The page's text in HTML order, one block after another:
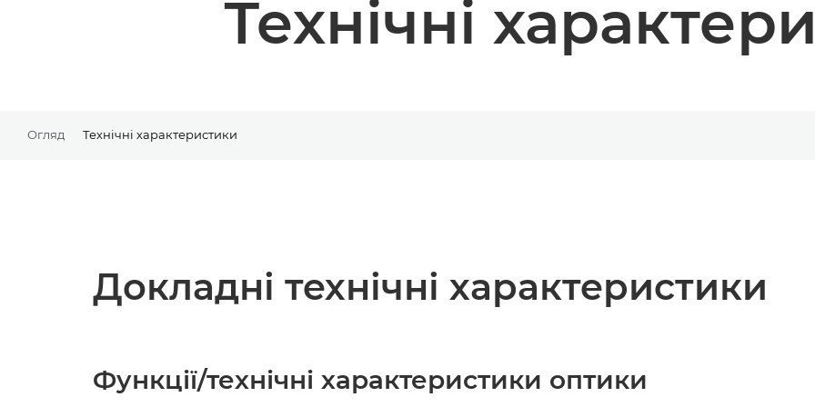
Технічні
Огляд Технічні характеристики
Докладні технічні характеристики
Функції/технічні характеристики оптики